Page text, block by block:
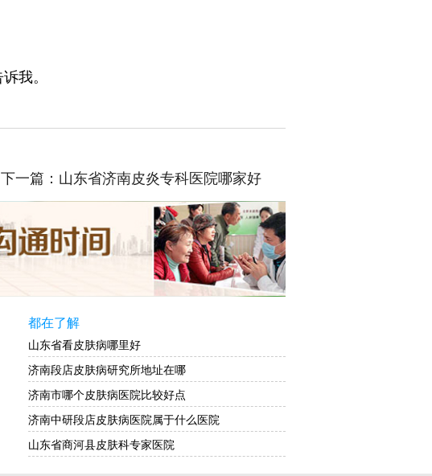
我。
下一篇： 山东省济南皮炎专科医院哪家好
都在了解
山东省看皮肤病哪里好
济南段店皮肤病研究所地址在哪
济南市哪个皮肤病医院比较好点
济南中研段店皮肤病医院属于什么医院
山东省商河县皮肤科专家医院